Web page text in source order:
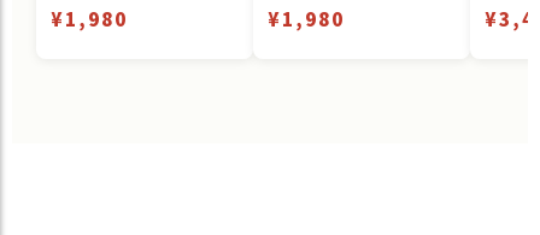
¥1,980 ¥1,980